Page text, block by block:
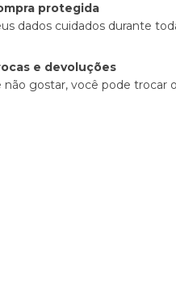
protegida
dados cuidados durante
e devoluções
não gostar, você pode trocar